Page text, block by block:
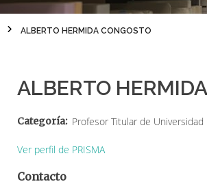
ALBERTO HERMIDA CONGOSTO
ALBERTO
Categoría Profesor Titular de Universidad
Ver perfil de PRISMA
Contacto